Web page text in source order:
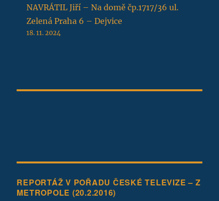
NAVRÁTIL Jiří – Na domě čp.1717/36 ul.
Zelená Praha 6 – Dejvice
18. 11. 2024
REPORTÁŽ V POŘADU ČESKÉ TELEVIZE – Z
METROPOLE (20.2.2016)